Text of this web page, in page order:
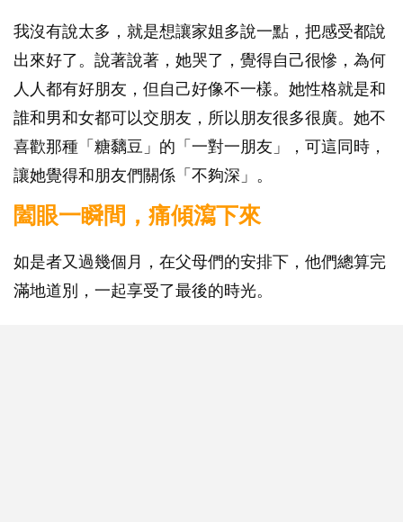
我沒有說太多，就是想讓家姐多說一點，把感受都說
出來好了。說著說著，她哭了，覺得自己很慘，為何
人人都有好朋友，但自己好像不一樣。她性格就是和
誰和男和女都可以交朋友，所以朋友很多很廣。她不
喜歡那種「糖黐豆」的「一對一朋友」，可這同時，
讓她覺得和朋友們關係「不夠深」。
闔眼一瞬間，痛傾瀉下來
如是者又過幾個月，在父母們的安排下，他們總算完
滿地道別，一起享受了最後的時光。